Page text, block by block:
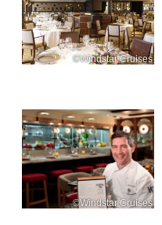
©Windstar Cruises
©Windstar Cruises